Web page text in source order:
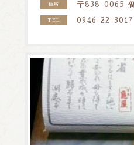
住所 〒838-0065
TEL 0946-22-3017